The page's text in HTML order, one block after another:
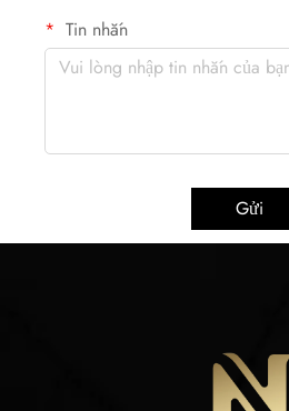
Tin nhắn
Gửi